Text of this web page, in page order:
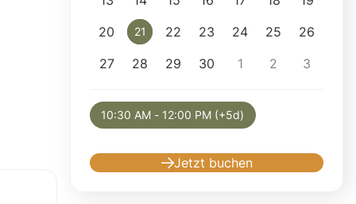
20
21 22 23 24 25
26
27
28 29 30 1 2
3
10:30 AM - 12:00 PM (+5d)
Jetzt buchen